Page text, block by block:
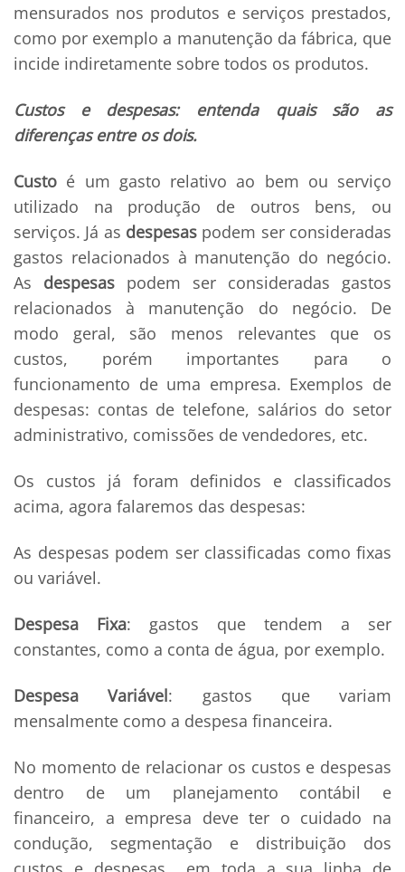
mensurados nos produtos e serviços prestados,
como por exemplo a manutenção da fábrica, que
incide indiretamente sobre todos os produtos.
Custos e despesas: entenda quais são as
diferenças entre os dois.
Custo é um gasto relativo ao bem ou serviço
utilizado na produção de outros bens, ou
serviços. Já as despesas podem ser consideradas
gastos relacionados à manutenção do negócio.
As despesas podem ser consideradas gastos
relacionados à manutenção do negócio. De
modo geral, são menos relevantes que os
custos, porém importantes
para o
funcionamento de uma empresa. Exemplos de
despesas: contas de telefone, salários do setor
administrativo, comissões de vendedores, etc.
Os custos já foram definidos e classificados
acima, agora falaremos das despesas:
As despesas podem ser classificadas como fixas
ou variável.
Despesa Fixa: gastos que tendem a ser
constantes, como a conta de água, por exemplo.
Despesa Variável: gastos que variam
mensalmente como a despesa financeira.
No momento de relacionar os custos e despesas
dentro de um planejamento contábil e
financeiro, a empresa deve ter o cuidado na
condução, segmentação e distribuição dos